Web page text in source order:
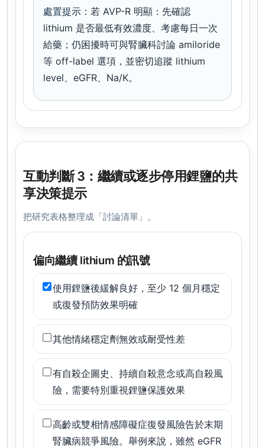
處置提示 ：若 AVP-R 明顯：先確認
lithium 是否最低有效濃度、考慮每日一次
給藥；仍困擾時可與腎臟科討論 amiloride
等 off-label 選項，並密切追蹤 lithium
level、eGFR、Na/K。
互動判斷 3：繼續或逐步停用鋰鹽的共
享決策提示
把研究表格整理成「討論清單」。
偏向繼續 lithium 的訊號
使用鋰鹽後緩解良好，至少 12 個月穩定
或復發預防效果明確
其他情緒穩定劑無效或耐受性差
有自殺企圖史、持續自殺意念或高自殺風
險，需要特別重視鋰鹽保護效果
高齡或雙相情感障礙症復發風險告於末期
腎臟病競爭風險。舉例來說，雖然 eGFR